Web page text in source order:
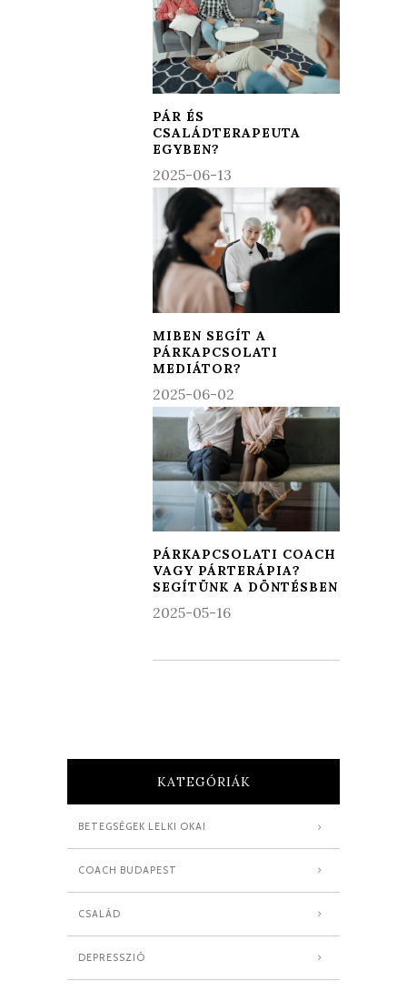
PÁR ÉS
CSALÁDTERAPEUTA
EGYBEN?
2025-06-13
MIBEN SEGÍT A
PÁRKAPCSOLATI
MEDIÁTOR?
2025-06-02
PÁRKAPCSOLATI COACH
VAGY PÁRTERÁPIA?
SEGÍTÜNK A DÖNTÉSBEN
2025-05-16
KATEGÓRIÁK
BETEGSÉGEK LELKI OKAI
COACH BUDAPEST
CSALÁD
DEPRESSZIÓ